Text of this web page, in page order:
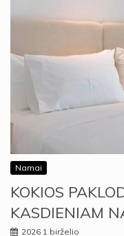
Namai
KOKIOS
KASDIENIAM
2026 1 birželio